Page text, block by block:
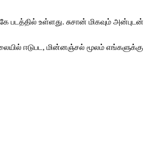
உள்ளது. சுசான் மிகவும் அன்புடன்
ஈடுபட, மின்னஞ்சல் மூலம் எங்களுக்கு